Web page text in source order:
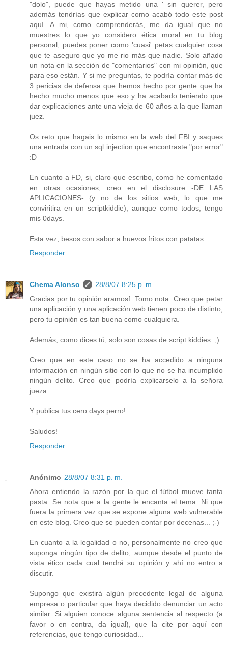
"dolo", puede que hayas metido una ' sin querer, pero
además tendrías que explicar como acabó todo este post
aquí. A mi, como comprenderás, me da igual que no
muestres lo que yo considero ética moral en tu blog
personal, puedes poner como 'cuasi' petas cualquier cosa
que te aseguro que yo me rio más que nadie. Solo añado
un nota en la sección de "comentarios" con mi opinión, que
para eso están. Y si me preguntas, te podría contar más de
3 pericias de defensa que hemos hecho por gente que ha
hecho mucho menos que eso y ha acabado teniendo que
dar explicaciones ante una vieja de 60 años a la que llaman
juez.
Os reto que hagais lo mismo en la web del FBI y saques
una entrada con un sql injection que encontraste "por error"
:D
En cuanto a FD, si, claro que escribo, como he comentado
en otras ocasiones, creo en el disclosure -DE LAS
APLICACIONES- (y no de los sitios web, lo que me
conviritira en un scriptkiddie), aunque como todos, tengo
mis 0days.
Esta vez, besos con sabor a huevos fritos con patatas.
Responder
Chema Alonso
28/8/07 8:25 p. m.
Gracias por tu opinión aramosf. Tomo nota. Creo que petar
una aplicación y una aplicación web tienen poco de distinto,
pero tu opinión es tan buena como cualquiera.
Además, como dices tú, solo son cosas de script kiddies. ;)
Creo que en este caso no se ha accedido a ninguna
información en ningún sitio con lo que no se ha incumplido
ningún delito. Creo que podría explicarselo a la señora
jueza.
Y publica tus cero days perro!
Saludos!
Responder
Anónimo 28/8/07 8:31 p. m.
Ahora entiendo la razón por la que el fútbol mueve tanta
pasta. Se nota que a la gente le encanta el tema. Ni que
fuera la primera vez que se expone alguna web vulnerable
en este blog. Creo que se pueden contar por decenas... ;-)
En cuanto a la legalidad o no, personalmente no creo que
suponga ningún tipo de delito, aunque desde el punto de
vista ético cada cual tendrá su opinión y ahí no entro a
discutir.
Supongo que existirá algún precedente legal de alguna
empresa o particular que haya decidido denunciar un acto
similar. Si alguien conoce alguna sentencia al respecto (a
favor o en contra, da igual), que la cite por aquí con
referencias, que tengo curiosidad...